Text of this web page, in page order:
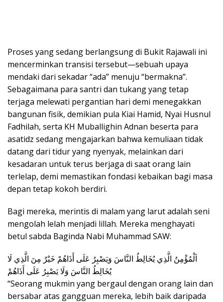
Proses yang sedang berlangsung di Bukit Rajawali ini
mencerminkan transisi tersebut—sebuah upaya
mendaki dari sekadar “ada” menuju “bermakna”.
Sebagaimana para santri dan tukang yang tetap
terjaga melewati pergantian hari demi menegakkan
bangunan fisik, demikian pula Kiai Hamid, Nyai Husnul
Fadhilah, serta KH Muballighin Adnan beserta para
asatidz sedang mengajarkan bahwa kemuliaan tidak
datang dari tidur yang nyenyak, melainkan dari
kesadaran untuk terus berjaga di saat orang lain
terlelap, demi memastikan fondasi kebaikan bagi masa
depan tetap kokoh berdiri.
Bagi mereka, merintis di malam yang larut adalah seni
mengolah lelah menjadi lillah. Mereka menghayati
betul sabda Baginda Nabi Muhammad SAW:
اَلْمُؤْمِنُ الَّذِي يُخَالِطُ النَّاسَ وَيَصْبِرُ عَلَى أَذَاهُمْ خَيْرٌ مِنَ الَّذِي لَا
يُخَالِطُ النَّاسَ وَلَا يَصْبِرُ عَلَى أَذَاهُمْ
“Seorang mukmin yang bergaul dengan orang lain dan
bersabar atas gangguan mereka, lebih baik daripada